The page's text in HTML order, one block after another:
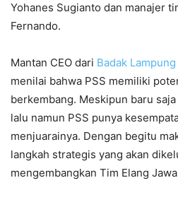
Yohanes Sugianto dan manajer
Fernando.
Mantan CEO dari Badak Lampung
menilai bahwa PSS memiliki
berkembang. Meskipun baru
lalu namun PSS punya
menjuarainya. Dengan begitu
langkah strategis yang akan
mengembangkan Tim Elang